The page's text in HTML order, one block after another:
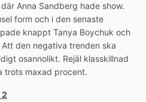
Anna Sandberg hade show.
form och i den senaste
knappt Tanya Boychuk och
den negativa trenden ska
osannolikt. Rejäl klasskillnad
trots maxad procent.
2